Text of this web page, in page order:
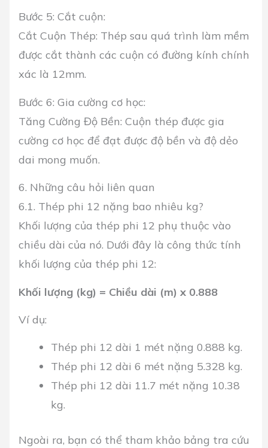
Bước 5: Cắt cuộn:
Cắt Cuộn Thép: Thép sau quá trình làm mềm
được cắt thành các cuộn có đường kính chính
xác là 12mm.
Bước 6: Gia cường cơ học:
Tăng Cường Độ Bền: Cuộn thép được gia
cường cơ học để đạt được độ bền và độ dẻo
dai mong muốn.
6. Những câu hỏi liên quan
6.1. Thép phi 12 nặng bao nhiêu kg?
Khối lượng của thép phi 12 phụ thuộc vào
chiều dài của nó. Dưới đây là công thức tính
khối lượng của thép phi 12:
Khối lượng (kg) = Chiều dài (m) x 0.888
Ví dụ:
Thép phi 12 dài 1 mét nặng 0.888 kg.
Thép phi 12 dài 6 mét nặng 5.328 kg.
Thép phi 12 dài 11.7 mét nặng 10.38
kg.
Ngoài ra, bạn có thể tham khảo bảng tra cứu